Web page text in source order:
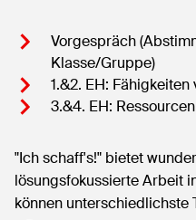
Vorgespräch
Klasse/Gruppe)
1.&2. EH:
3.&4. EH:
"Ich schaff's!" bietet
lösungsfokussierte Arbeit
können unterschiedlichste